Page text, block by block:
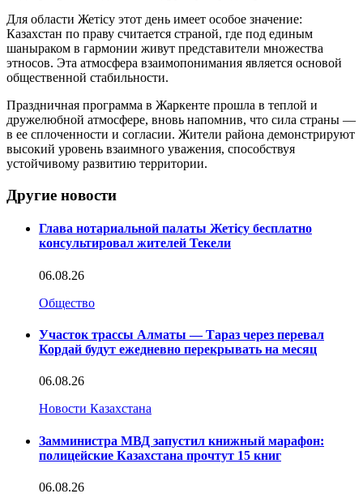
Для области Жетісу этот день имеет особое значение:
Казахстан по праву считается страной, где под единым
шаныраком в гармонии живут представители множества
этносов. Эта атмосфера взаимопонимания является основой
общественной стабильности.
Праздничная программа в Жаркенте прошла в теплой и
дружелюбной атмосфере, вновь напомнив, что сила страны —
в ее сплоченности и согласии. Жители района демонстрируют
высокий уровень взаимного уважения, способствуя
устойчивому развитию территории.
Другие новости
Глава нотариальной палаты Жетісу бесплатно
консультировал жителей Текели
06.08.26
Общество
Участок трассы Алматы — Тараз через перевал
Кордай будут ежедневно перекрывать на месяц
06.08.26
Новости Казахстана
Замминистра МВД запустил книжный марафон:
полицейские Казахстана прочтут 15 книг
06.08.26